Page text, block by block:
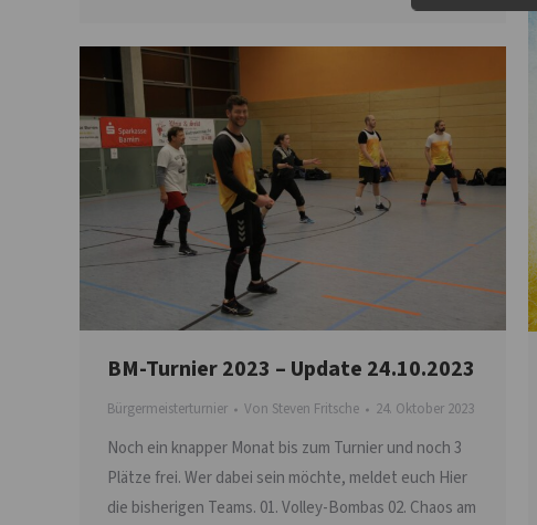
BM-Turnier 2023 – Update 24.10.2023
Bürgermeisterturnier Von Steven Fritsche 24. Oktober 2023
Noch ein knapper Monat bis zum Turnier und noch 3
Plätze frei. Wer dabei sein möchte, meldet euch Hier
die bisherigen Teams. 01. Volley-Bombas 02. Chaos am